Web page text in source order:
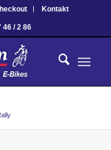
Kontakt
46 / 2 86